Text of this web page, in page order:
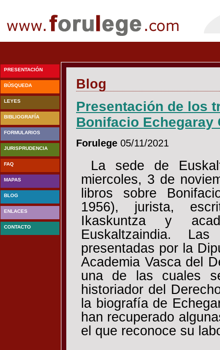
Blog
Presentación de los
Bonifacio Echegaray
Forulege 05/11/2021
La sede de
miercoles, 3 de
libros sobre
1956), jurista,
Ikaskuntza y
Euskaltzaindia.
presentadas por la
Academia Vasca del
una de las cuales
historiador del
la biografía de
han recuperado
el que reconoce su
PRESENTACIÓN
BÚSQUEDA
LEYES
BIBLIOGRAFÍA
FORMULARIOS
JURISPRUDENCIA
FAQ
MAPAS
BLOG
ENLACES
CONTACTO